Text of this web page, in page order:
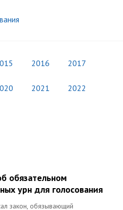
2016 2017
2021 2022
обязательном
урн для голосования
закон, обязывающий